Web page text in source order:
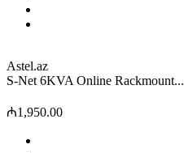
Astel.az
S-Net 6KVA Online Rackmount...
₼1,950.00